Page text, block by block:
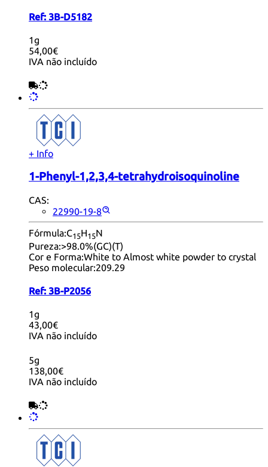
Ref: 3B-D5182
1g
54,00€
IVA não incluído
+ Info
1-Phenyl-1,2,3,4-tetrahydroisoquinoline
CAS:
22990-19-8
Fórmula:C15H15N
Pureza:>98.0%(GC)(T)
Cor e Forma:White to Almost white powder to crystal
Peso molecular:209.29
Ref: 3B-P2056
1g
43,00€
IVA não incluído
5g
138,00€
IVA não incluído